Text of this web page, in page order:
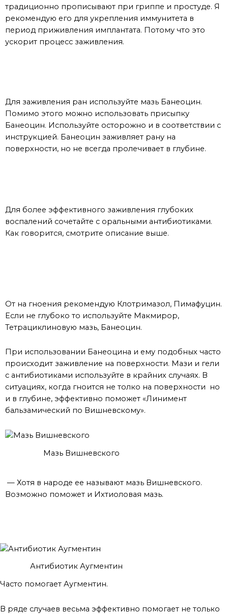
традиционно прописывают при гриппе и простуде. Я
рекомендую его для укрепления иммунитета в
период приживления имплантата. Потому что это
ускорит процесс заживления.
Для заживления ран используйте мазь Банеоцин.
Помимо этого можно использовать присыпку
Банеоцин. Используйте осторожно и в соответствии с
инструкцией. Банеоцин заживляет рану на
поверхности, но не всегда пролечивает в глубине.
Для более эффективного заживления глубоких
воспалений сочетайте с оральными антибиотиками.
Как говорится, смотрите описание выше.
От на гноения рекомендую Клотримазол, Пимафуцин.
Если не глубоко то используйте Макмирор,
Тетрациклиновую мазь, Банеоцин.
При использовании Банеоцина и ему подобных часто
происходит заживление на поверхности. Мази и гели
с антибиотиками используйте в крайних случаях. В
ситуациях, когда гноится не толко на поверхности но
и в глубине, эффективно поможет «Линимент
бальзамический по Вишневскому».
Мазь Вишневского
— Хотя в народе ее называют мазь Вишневского.
Возможно поможет и Ихтиоловая мазь.
Антибиотик Аугментин
Часто помогает Аугментин.
В ряде случаев весьма эффективно помогает не только